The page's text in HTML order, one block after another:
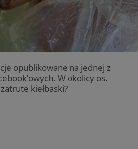
opublikowane na jednej z
W okolicy os.
kiełbaski?